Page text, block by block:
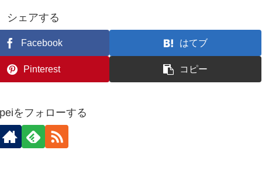
シェアする
Facebook はてブ
Pinterest コピー
をフォローする